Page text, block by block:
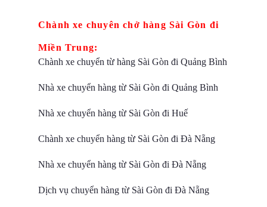
Chành xe chuyên chở hàng Sài Gòn đi
Miền Trung:
Chành xe chuyển từ hàng Sài Gòn đi Quảng Bình
Nhà xe chuyển hàng từ Sài Gòn đi Quảng Bình
Nhà xe chuyển hàng từ Sài Gòn đi Huế
Chành xe chuyển hàng từ Sài Gòn đi Đà Nẵng
Nhà xe chuyển hàng từ Sài Gòn đi Đà Nẵng
Dịch vụ chuyển hàng từ Sài Gòn đi Đà Nẵng